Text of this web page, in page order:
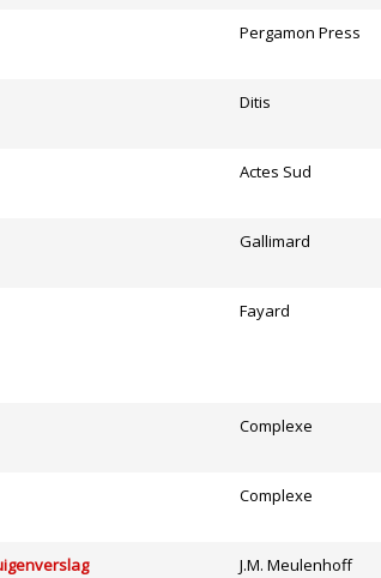
Pergamon Press
Ditis
Actes Sud
Gallimard
Fayard
Complexe
Complexe
J.M. Meulenhoff